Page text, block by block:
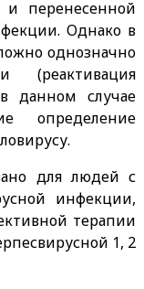
и перенесенной
Однако в
однозначно
(реактивация
данном случае
определение
для людей с
инфекции,
терапии
1, 2